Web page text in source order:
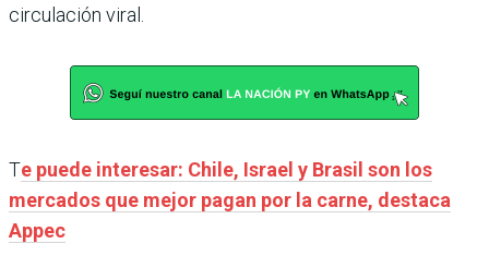
circulación viral.
Te puede interesar: Chile, Israel y Brasil son los
mercados que mejor pagan por la carne, destaca
Appec